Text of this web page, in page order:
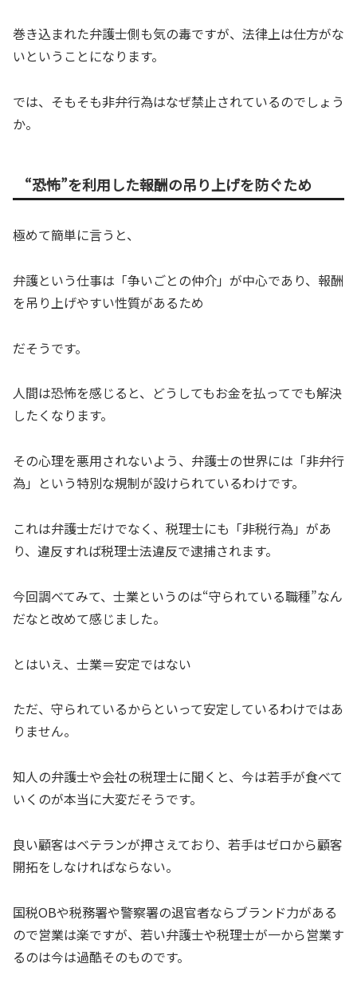
巻き込まれた弁護士側も気の毒ですが、法律上は仕方がな
いということになります。
では、そもそも非弁行為はなぜ禁止されているのでしょう
か。
“恐怖”を利用した報酬の吊り上げを防ぐため
極めて簡単に言うと、
弁護という仕事は「争いごとの仲介」が中心であり、報酬
を吊り上げやすい性質があるため
だそうです。
人間は恐怖を感じると、どうしてもお金を払ってでも解決
したくなります。
その心理を悪用されないよう、弁護士の世界には「非弁行
為」という特別な規制が設けられているわけです。
これは弁護士だけでなく、税理士にも「非税行為」があ
り、違反すれば税理士法違反で逮捕されます。
今回調べてみて、士業というのは“守られている職種”なん
だなと改めて感じました。
とはいえ、士業＝安定ではない
ただ、守られているからといって安定しているわけではあ
りません。
知人の弁護士や会社の税理士に聞くと、今は若手が食べて
いくのが本当に大変だそうです。
良い顧客はベテランが押さえており、若手はゼロから顧客
開拓をしなければならない。
国税OBや税務署や警察署の退官者ならブランド力がある
ので営業は楽ですが、若い弁護士や税理士が一から営業す
るのは今は過酷そのものです。